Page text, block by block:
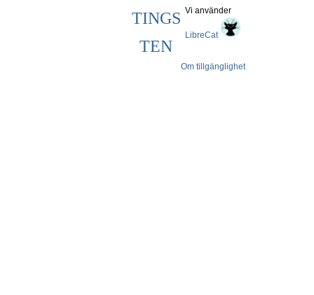
TINGS
TEN
Om tillgänglighet
Vi använder
LibreCat